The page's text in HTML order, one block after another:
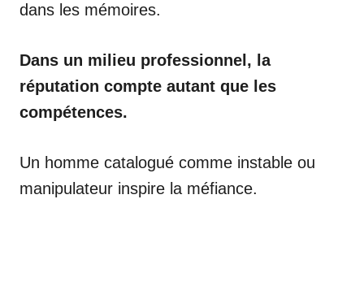
dans les mémoires.
Dans un milieu professionnel, la
réputation compte autant que les
compétences.
Un homme catalogué comme instable ou
manipulateur inspire la méfiance.